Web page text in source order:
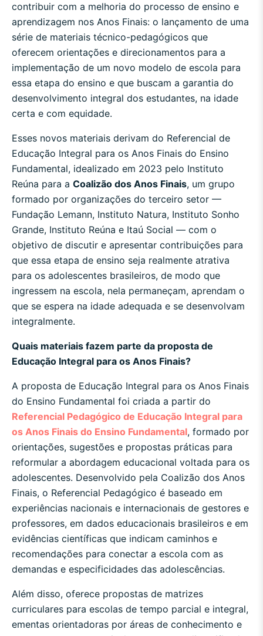
contribuir com a melhoria do processo de ensino e
aprendizagem nos Anos Finais: o lançamento de uma
série de materiais técnico-pedagógicos que
oferecem orientações e direcionamentos para a
implementação de um novo modelo de escola para
essa etapa do ensino e que buscam a garantia do
desenvolvimento integral dos estudantes, na idade
certa e com equidade.
Esses novos materiais derivam do Referencial de
Educação Integral para os Anos Finais do Ensino
Fundamental, idealizado em 2023 pelo Instituto
Reúna para a Coalizão dos Anos Finais, um grupo
formado por organizações do terceiro setor —
Fundação Lemann, Instituto Natura, Instituto Sonho
Grande, Instituto Reúna e Itaú Social — com o
objetivo de discutir e apresentar contribuições para
que essa etapa de ensino seja realmente atrativa
para os adolescentes brasileiros, de modo que
ingressem na escola, nela permaneçam, aprendam o
que se espera na idade adequada e se desenvolvam
integralmente.
Quais materiais fazem parte da proposta de
Educação Integral para os Anos Finais?
A proposta de Educação Integral para os Anos Finais
do Ensino Fundamental foi criada a partir do
Referencial Pedagógico de Educação Integral para
os Anos Finais do Ensino Fundamental, formado por
orientações, sugestões e propostas práticas para
reformular a abordagem educacional voltada para os
adolescentes. Desenvolvido pela Coalizão dos Anos
Finais, o Referencial Pedagógico é baseado em
experiências nacionais e internacionais de gestores e
professores, em dados educacionais brasileiros e em
evidências científicas que indicam caminhos e
recomendações para conectar a escola com as
demandas e especificidades das adolescências.
Além disso, oferece propostas de matrizes
curriculares para escolas de tempo parcial e integral,
ementas orientadoras por áreas de conhecimento e